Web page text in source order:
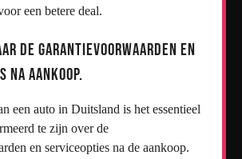
een betere deal.
de garantievoorwaarden en
aankoop.
een auto in Duitsland is het essentieel
te zijn over de
en serviceopties na de aankoop.